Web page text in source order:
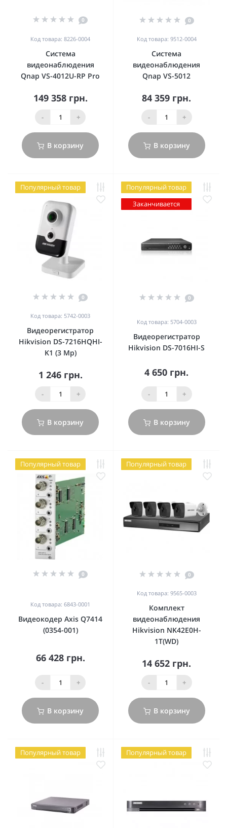
0
Код товара: 8226-0004
Система
видеонаблюдения
Qnap VS-4012U-RP Pro
149 358 грн.
- +
В корзину
0
Код товара: 9512-0004
Система
видеонаблюдения
Qnap VS-5012
84 359 грн.
- +
В корзину
Популярный товар
0
Код товара: 5742-0003
Видеорегистратор
Hikvision DS-7216HQHI-
K1 (3 Mp)
1 246 грн.
- +
В корзину
Популярный товар
Заканчивается
0
Код товара: 5704-0003
Видеорегистратор
Hikvision DS-7016HI-S
4 650 грн.
- +
В корзину
Популярный товар
0
Код товара: 6843-0001
Видеокодер Axis Q7414
(0354-001)
66 428 грн.
- +
В корзину
Популярный товар
0
Код товара: 9565-0003
Комплект
видеонаблюдения
Hikvision NK42E0H-
1T(WD)
14 652 грн.
- +
В корзину
Популярный товар Популярный товар